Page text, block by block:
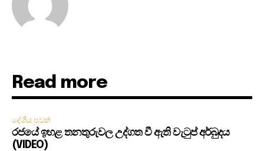
Read more
දේශීය පුවත්
රජයේ ඉහළ තනතුරුවල උද්ගත වී ඇති වැටුප් අර්බුදය
(VIDEO)